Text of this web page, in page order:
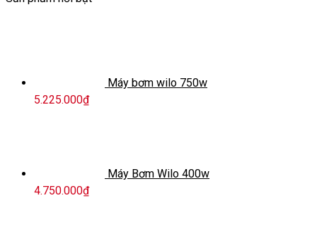
Máy bơm wilo 750w
5.225.000₫
Máy Bơm Wilo 400w
4.750.000₫